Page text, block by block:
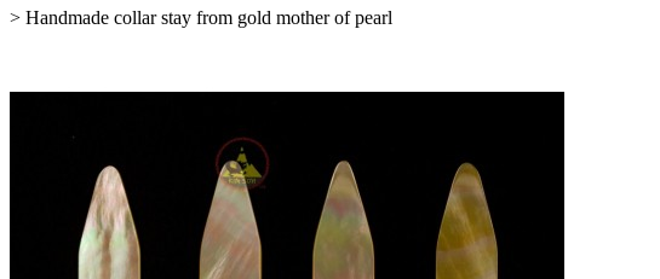
> Handmade collar stay from gold mother of pearl